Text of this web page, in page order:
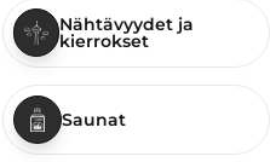
Nähtävyydet ja
kierrokset
Saunat